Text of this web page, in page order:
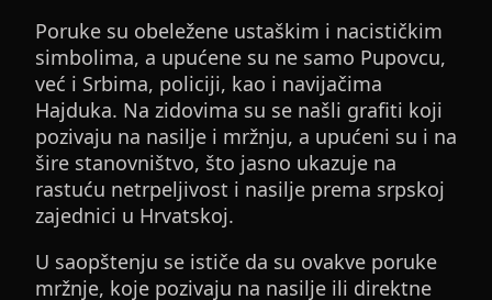
Poruke su obeležene ustaškim i nacističkim
simbolima, a upućene su ne samo Pupovcu,
već i Srbima, policiji, kao i navijačima
Hajduka. Na zidovima su se našli grafiti koji
pozivaju na nasilje i mržnju, a upućeni su i na
šire stanovništvo, što jasno ukazuje na
rastuću netrpeljivost i nasilje prema srpskoj
zajednici u Hrvatskoj.
U saopštenju se ističe da su ovakve poruke
mržnje, koje pozivaju na nasilje ili direktne